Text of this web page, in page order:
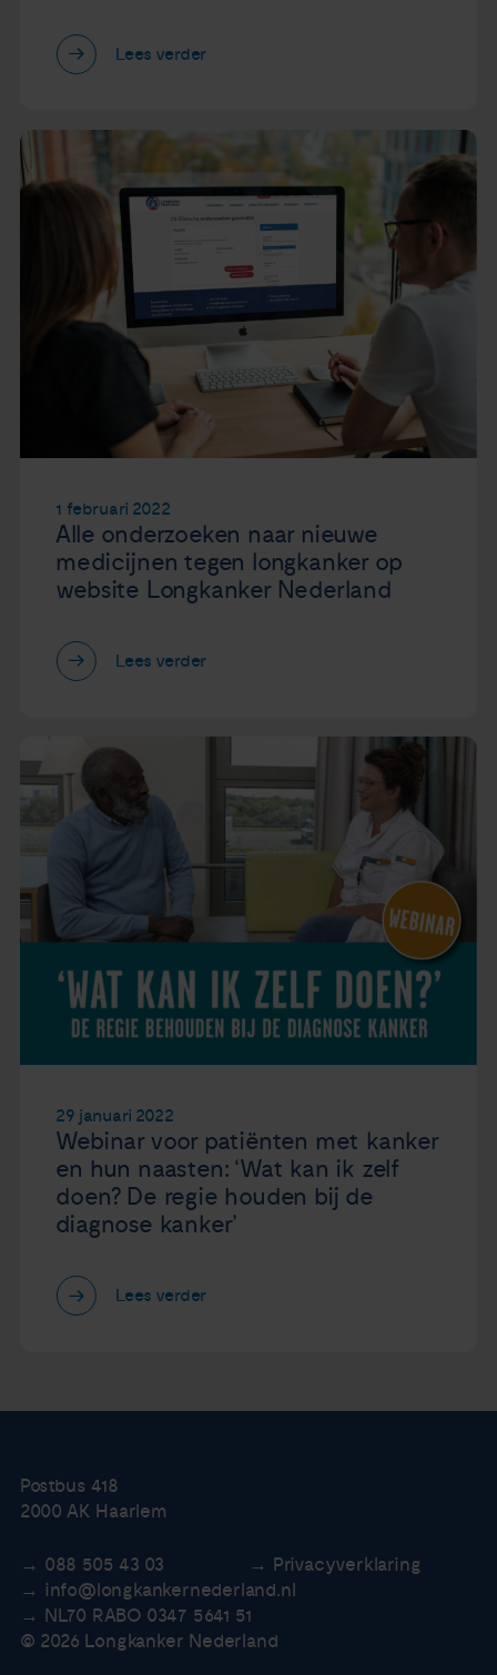
Lees verder
1 februari 2022
Alle onderzoeken naar nieuwe
medicijnen tegen longkanker op
website Longkanker Nederland
Lees verder
29 januari 2022
Webinar voor patiënten met kanker
en hun naasten: ‘Wat kan ik zelf
doen? De regie houden bij de
diagnose kanker’
Lees verder
Postbus 418
2000 AK Haarlem
088 505 43 03
Privacyverklaring
info@longkankernederland.nl
NL70 RABO 0347 5641 51
© 2026 Longkanker Nederland